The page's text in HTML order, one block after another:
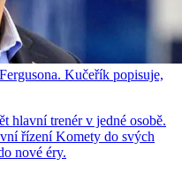
Kučeřík popisuje,
hlavní trenér v jedné osobě.
řízení Komety do svých
nové éry.